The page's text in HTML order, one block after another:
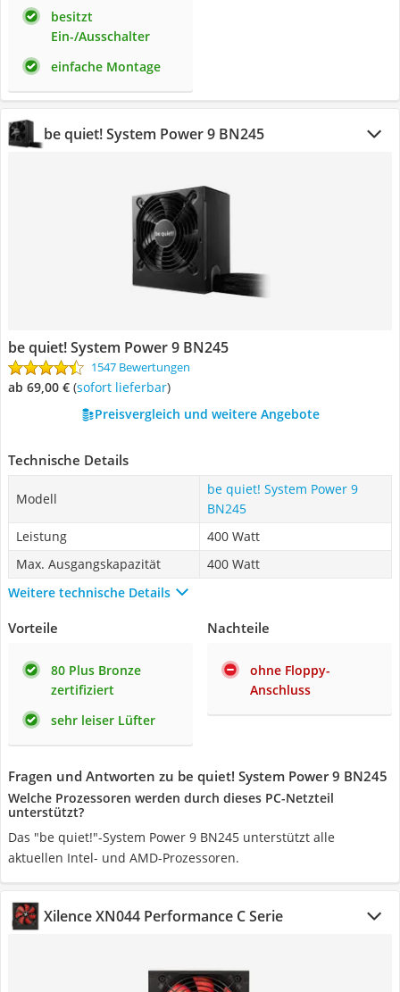
besitzt
Ein-/Ausschalter
einfache Montage
be quiet! System Power 9 BN245
be quiet! System Power 9 BN245
1547 Bewertungen
ab 69,00 € ( Sofort lieferbar)
Preisvergleich und weitere Angebote
Technische Details
Modell
be quiet! System Power 9
BN245
Leistung
400 Watt
Max. Ausgangskapazität
400 Watt
Weitere technische Details
Vorteile
80 Plus Bronze
zertifiziert
sehr leiser Lüfter
Nachteile
ohne Floppy-
Anschluss
Fragen und Antworten zu be quiet! System Power 9 BN245
Welche Prozessoren werden durch dieses PC-Netzteil
unterstützt?
Das "be quiet!"-System Power 9 BN245 unterstützt alle
aktuellen Intel- und AMD-Prozessoren.
Xilence XN044 Performance C Serie